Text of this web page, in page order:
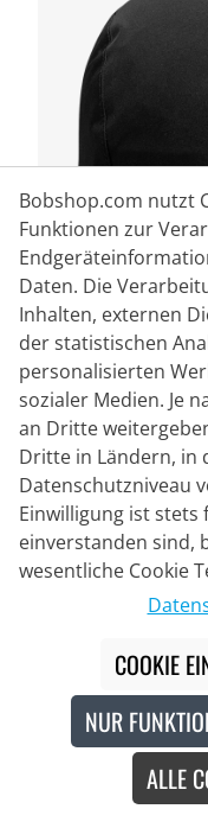
GORE WEAR
Regen-
39,95 €
Made in Europe
Bobshop.com nutzt
Funktionen zur
Daten. Die
Inhalten, externen
der statistischen
personalisierten
sozialer Medien. Je
an Dritte
Dritte in Ländern, in
Datenschutzniveau
Einwilligung ist stets
einverstanden sind,
wesentliche Cookie
COOKIE
NUR
ALLE